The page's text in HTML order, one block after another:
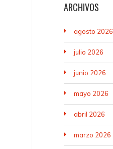
ARCHIVOS
agosto 2026
julio 2026
junio 2026
mayo 2026
abril 2026
marzo 2026